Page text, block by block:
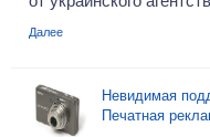
Далее
Невидимая
Печатная